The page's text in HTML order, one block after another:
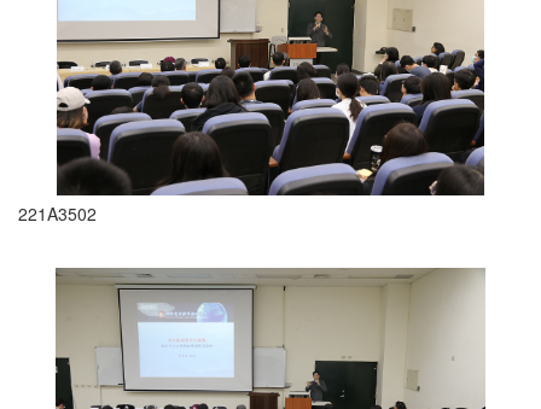
221A3502